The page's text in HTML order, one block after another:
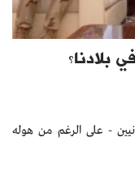
بلادنا؟
- على الرغم من هوله